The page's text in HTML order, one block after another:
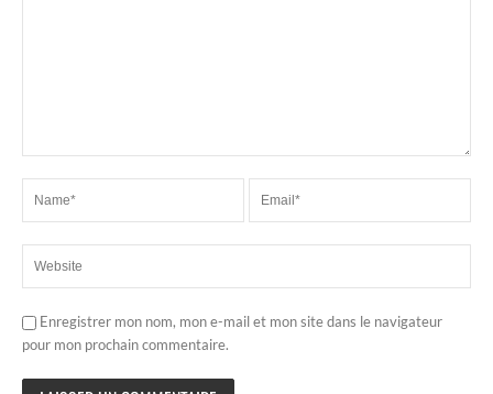
Enregistrer mon nom, mon e-mail et mon site dans le navigateur
pour mon prochain commentaire.